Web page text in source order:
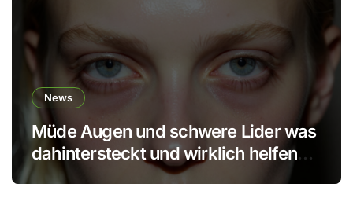
News
Müde Augen und schwere Lider was
dahintersteckt und wirklich helfen
kann